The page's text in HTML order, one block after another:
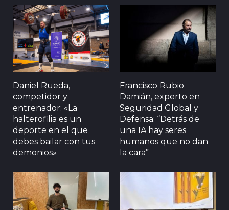
Daniel Rueda,
competidor y
entrenador: «La
halterofilia es un
deporte en el que
debes bailar con tus
demonios»
Francisco Rubio
Damián, experto en
Seguridad Global y
Defensa: “Detrás de
una IA hay seres
humanos que no dan
la cara”